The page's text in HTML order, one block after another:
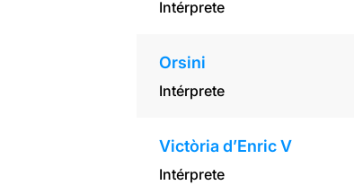
Intérprete
Orsini
Intérprete
Victòria d’Enric V
Intérprete